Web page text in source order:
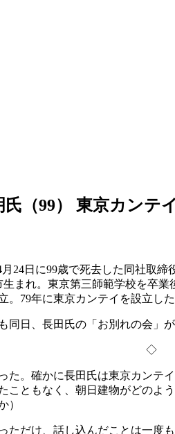
（99） 東京カンテ
月 24日に99歳で死去した同社取締
生まれ。東京第三師範学校を卒
。 79年に東京カンテイを設立した
同日、長田氏の「お別れの会」
た。確かに長田氏は東京カン
こともなく、朝日建物がどの
）
ただけ、話し込んだことは一度